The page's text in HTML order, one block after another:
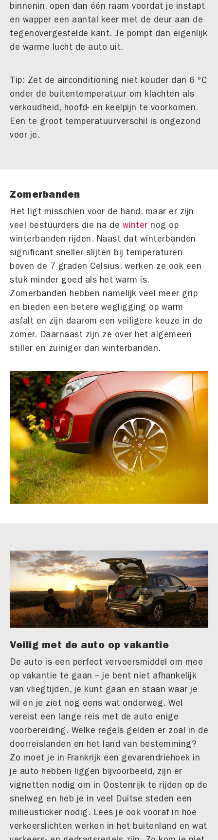
binnenin, open dan één raam voordat je instapt
en wapper een aantal keer met de deur aan de
tegenovergestelde kant. Je pompt dan eigenlijk
de warme lucht de auto uit.
Tip: Zet de airconditioning niet kouder dan 6 ºC
onder de buitentemperatuur om klachten als
verkoudheid, hoofd- en keelpijn te voorkomen.
Een te groot temperatuurverschil is ongezond
voor je.
Zomerbanden
Het ligt misschien voor de hand, maar er zijn
veel bestuurders die na de winter nog op
winterbanden rijden. Naast dat winterbanden
significant sneller slijten bij temperaturen
boven de 7 graden Celsius, werken ze ook een
stuk minder goed als het warm is.
Zomerbanden hebben namelijk veel meer grip
en bieden een betere wegligging op warm
asfalt en zijn daarom een veiligere keuze in de
zomer. Daarnaast zijn ze over het algemeen
stiller en zuiniger dan winterbanden.
Veilig met de auto op vakantie
De auto is een perfect vervoersmiddel om mee
op vakantie te gaan – je bent niet afhankelijk
van vliegtijden, je kunt gaan en staan waar je
wil en je ziet nog eens wat onderweg. Wel
vereist een lange reis met de auto enige
voorbereiding. Welke regels gelden er zoal in de
doorreislanden en het land van bestemming?
Zo moet je in Frankrijk een gevarendriehoek in
je auto hebben liggen bijvoorbeeld, zijn er
vignetten nodig om in Oostenrijk te rijden op de
snelweg en heb je in veel Duitse steden een
milieusticker nodig. Lees je ook vooraf in hoe
verkeerslichten werken in het buitenland en wat